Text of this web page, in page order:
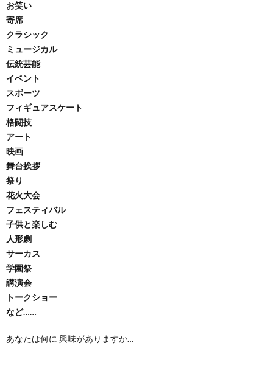
お笑い
寄席
クラシック
ミュージカル
伝統芸能
イベント
スポーツ
フィギュアスケート
格闘技
アート
映画
舞台挨拶
祭り
花火大会
フェスティバル
子供と楽しむ
人形劇
サーカス
学園祭
講演会
トークショー
など……
あなたは何に 興味がありますか…